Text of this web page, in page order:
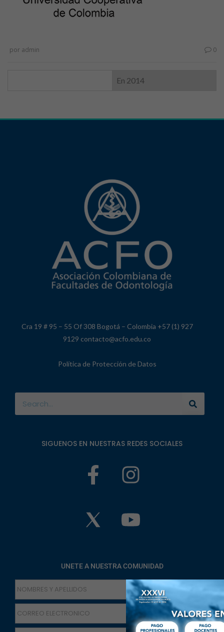
por admin 0
En 2014
Cra 19 # 95 – 55 Of 308 Bogotá – Colombia +57 (1) 927
9129 contacto@acfo.edu.co
Política de Protección de Datos
SIGUENOS EN NUESTRAS REDES SOCIALES
UNETE A NUESTRA COMUNIDAD